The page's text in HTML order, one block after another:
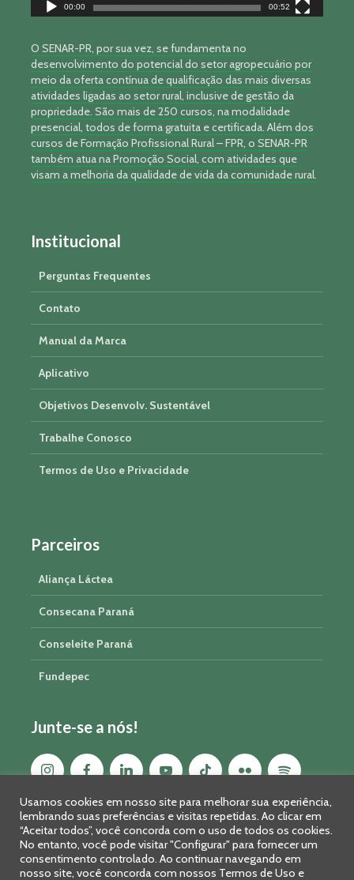
00:00 00:52
O SENAR-PR, por sua vez, se fundamenta no
desenvolvimento do potencial do setor agropecuário por
meio da oferta contínua de qualificação das mais diversas
atividades ligadas ao setor rural, inclusive de gestão da
propriedade. São mais de 250 cursos, na modalidade
presencial, todos de forma gratuita e certificada. Além dos
cursos de Formação Profissional Rural – FPR, o SENAR-PR
também atua na Promoção Social, com atividades que
visam a melhoria da qualidade de vida da comunidade rural.
Institucional
Perguntas Frequentes
Contato
Manual da Marca
Aplicativo
Objetivos Desenvolv. Sustentável
Trabalhe Conosco
Termos de Uso e Privacidade
Parceiros
Aliança Láctea
Consecana Paraná
Conseleite Paraná
Fundepec
Junte-se a nós!
Usamos cookies em nosso site para melhorar sua experiência,
lembrando suas preferências e visitas repetidas. Ao clicar em
“Aceitar todos”, você concorda com o uso de todos os cookies.
No entanto, você pode visitar "Configurar" para fornecer um
consentimento controlado. Ao continuar navegando em
nosso site, você concorda com nossos Termos de Uso e